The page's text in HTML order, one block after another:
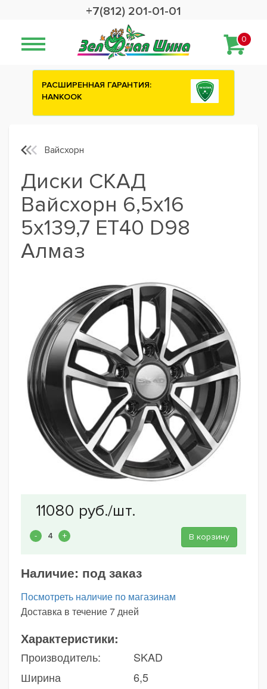
+7(812) 201-01-01
0
Сashback 2500 рублей на зимние
Вайсхорн
Диски СКАД
Вайсхорн 6,5x16
5x139,7 ET40 D98
Алмаз
В корзину
Наличие: под заказ
Посмотреть наличие по магазинам
Доставка в течение 7 дней
Характеристики:
Производитель:
SKAD
Ширина
6,5